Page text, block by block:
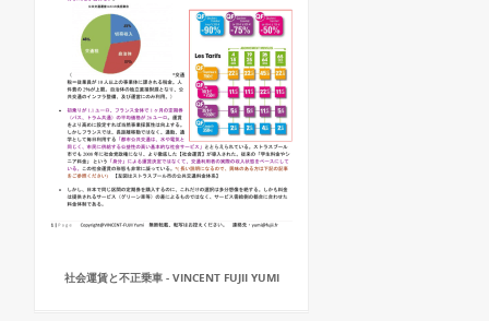
社会運賃と不正乗車 - VINCENT FUJII YUMI